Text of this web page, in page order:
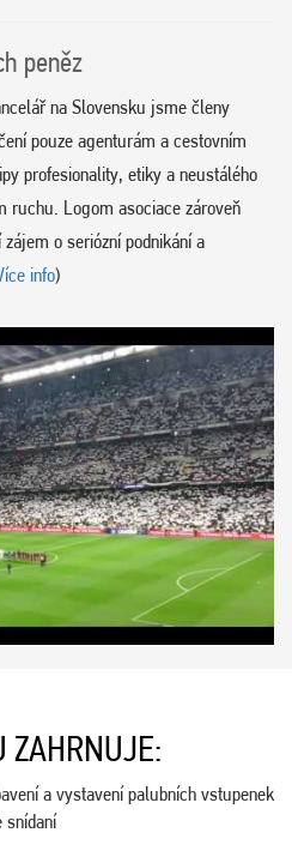
peněz
na Slovensku jsme členy
pouze agenturám a cestovním
profesionality, etiky a neustálého
ruchu. Logom asociace zároveň
o seriózní podnikání a
info)
ZAHRNUJE:
a vystavení palubních vstupenek
snídaní